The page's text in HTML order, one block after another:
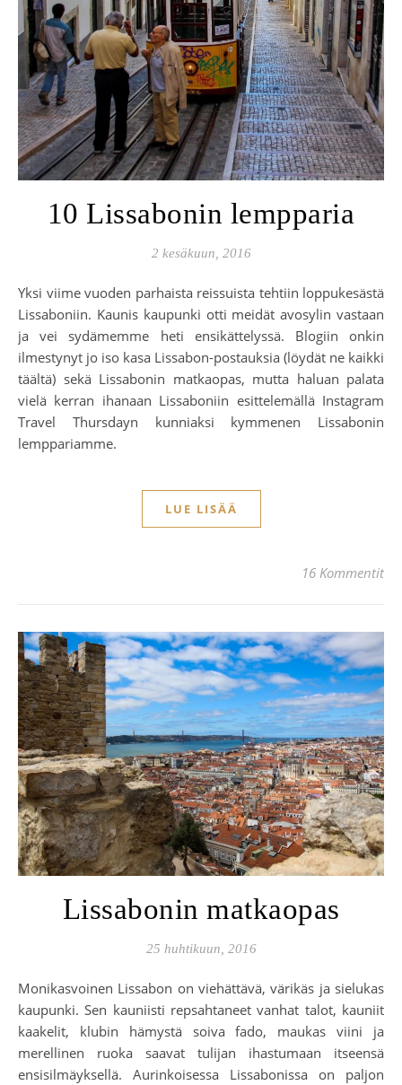
10 Lissabonin lempparia
2 kesäkuun, 2016
Yksi viime vuoden parhaista reissuista tehtiin loppukesästä
Lissaboniin. Kaunis kaupunki otti meidät avosylin vastaan
ja vei sydämemme heti ensikättelyssä. Blogiin onkin
ilmestynyt jo iso kasa Lissabon-postauksia (löydät ne kaikki
täältä) sekä Lissabonin matkaopas, mutta haluan palata
vielä kerran ihanaan Lissaboniin esittelemällä Instagram
Travel Thursdayn kunniaksi kymmenen Lissabonin
lemppariamme.
LUE LISÄÄ
16 Kommentit
Lissabonin matkaopas
25 huhtikuun, 2016
Monikasvoinen Lissabon on viehättävä, värikäs ja sielukas
kaupunki. Sen kauniisti repsahtaneet vanhat talot, kauniit
kaakelit, klubin hämystä soiva fado, maukas viini ja
merellinen ruoka saavat tulijan ihastumaan itseensä
ensisilmäyksellä. Aurinkoisessa Lissabonissa on paljon